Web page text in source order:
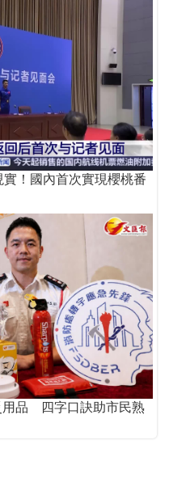
實！國內首次實現櫻桃番
用品 四字口訣助市民熟